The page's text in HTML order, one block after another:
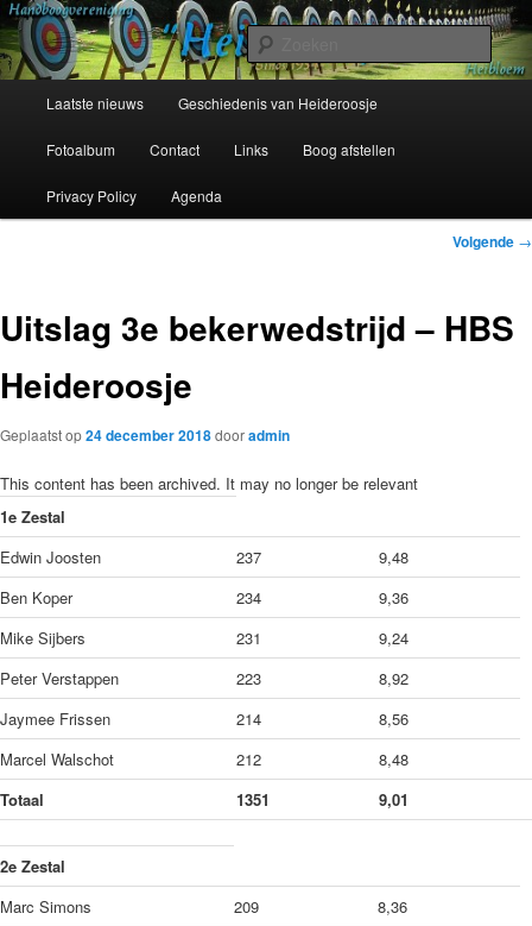
Spring
naar
de
primaireHandboogvereniging Heideroosje
Heibloem
Sinds 1954
Laatste nieuws Geschiedenis van Heideroosje
Fotoalbum Contact Links Boog afstellen
Privacy Policy Agenda
Bericht
Volgende →
Uitslag 3e bekerwedstrijd – HBS
Heideroosje
Geplaatst op24 december 2018dooradmin
This content has been archived. It may no longer be relevant
1e Zestal
Edwin Joosten
237
9,48
Ben Koper
234
9,36
Mike Sijbers
231
9,24
Peter Verstappen
223
8,92
Jaymee Frissen
214
8,56
Marcel Walschot
212
8,48
Totaal
1351 9,01
2e Zestal
Marc Simons
209
8,36